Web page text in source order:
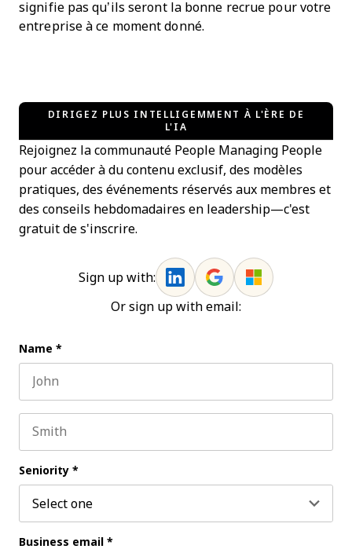
signifie pas qu’ils seront la bonne recrue pour votre
entreprise à ce moment donné.
DIRIGEZ PLUS INTELLIGEMMENT À L'ÈRE DE
L'IA
Rejoignez la communauté People Managing People
pour accéder à du contenu exclusif, des modèles
pratiques, des événements réservés aux membres et
des conseils hebdomadaires en leadership—c'est
gratuit de s'inscrire.
Sign up with:
Or sign up with email:
Name *
Seniority *
Business email *